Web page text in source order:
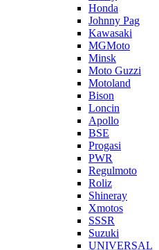
Honda
Johnny Pag
Kawasaki
MGMoto
Minsk
Moto Guzzi
Motoland
Bison
Loncin
Apollo
BSE
Progasi
PWR
Regulmoto
Roliz
Shineray
Xmotos
SSSR
Suzuki
UNIVERSAL